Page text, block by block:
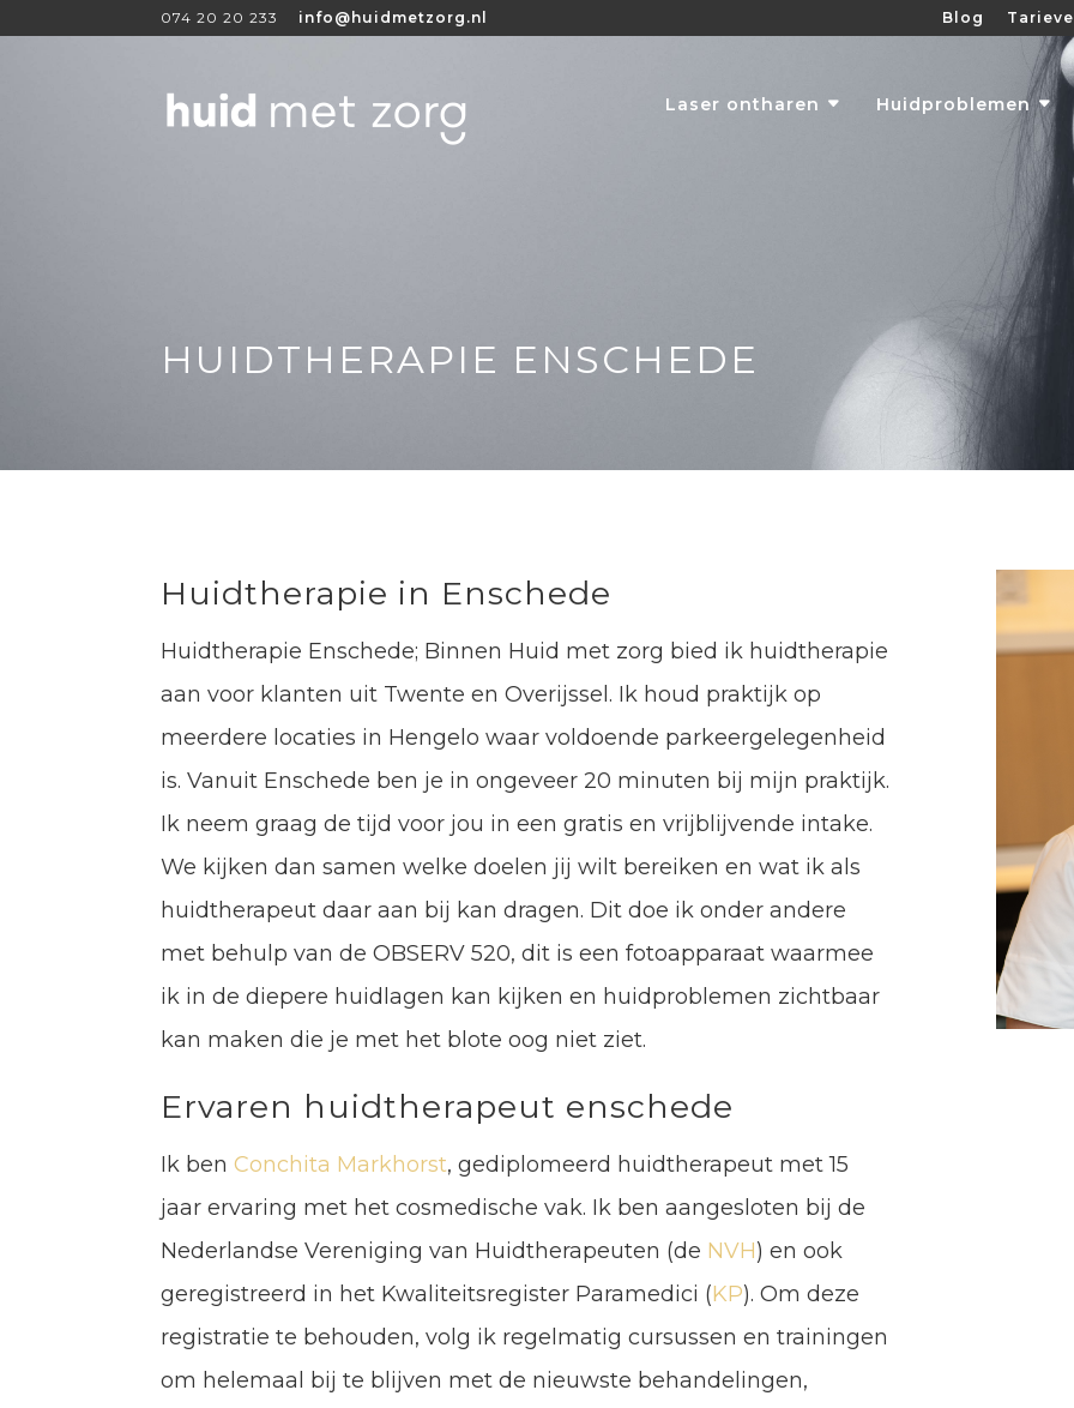
074 20 20 233 info@huidmetzorg.nl Blog
Laser ontharen Huidproblemen
HUIDTHERAPIE ENSCHEDE
Huidtherapie in Enschede
Huidtherapie Enschede; Binnen Huid met zorg bied ik huidtherapie
aan voor klanten uit Twente en Overijssel. Ik houd praktijk op
meerdere locaties in Hengelo waar voldoende parkeergelegenheid
is. Vanuit Enschede ben je in ongeveer 20 minuten bij mijn praktijk.
Ik neem graag de tijd voor jou in een gratis en vrijblijvende intake.
We kijken dan samen welke doelen jij wilt bereiken en wat ik als
huidtherapeut daar aan bij kan dragen. Dit doe ik onder andere
met behulp van de OBSERV 520, dit is een fotoapparaat waarmee
ik in de diepere huidlagen kan kijken en huidproblemen zichtbaar
kan maken die je met het blote oog niet ziet.
Ervaren huidtherapeut enschede
Ik benConchita Markhorst, gediplomeerd huidtherapeut met 15
jaar ervaring met het cosmedische vak. Ik ben aangesloten bij de
Nederlandse Vereniging van Huidtherapeuten (de NVH) en ook
geregistreerd in het Kwaliteitsregister Paramedici (KP). Om deze
registratie te behouden, volg ik regelmatig cursussen en trainingen
om helemaal bij te blijven met de nieuwste behandelingen,